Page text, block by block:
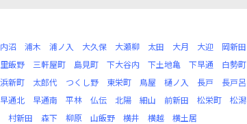
内沼 浦木 浦ノ入 大久保 大瀬柳 太田 大月 大迎 岡新田
里飯野 三軒屋町 島見町 下大谷内 下土地亀 下早通 白勢町
新町 太郎代 つくし野 東栄町 鳥屋 樋ノ入 長戸 長戸呂
早通北 早通南 平林 仏伝 北陽 細山 前新田 松栄町 松潟
村新田 森下 柳原 山飯野 横井 横越 横土居